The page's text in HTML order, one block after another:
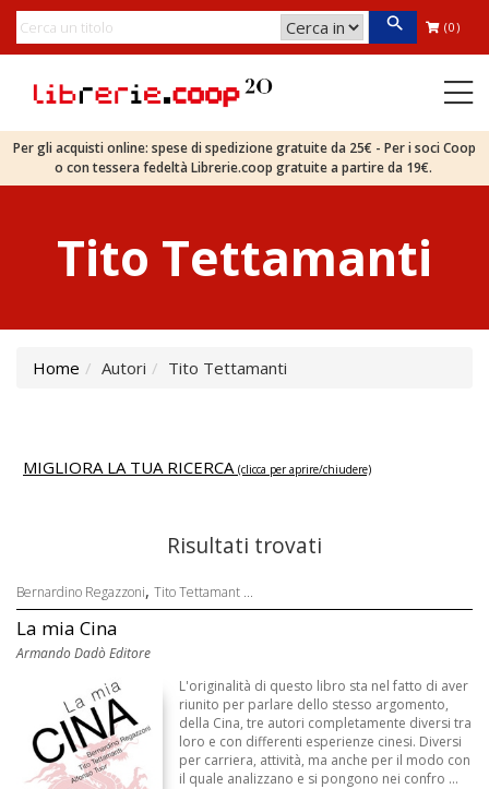
(0)
Per gli acquisti online: spese di spedizione gratuite da 25€ - Per i soci Coop
o con tessera fedeltà Librerie.coop gratuite a partire da 19€.
Tito Tettamanti
Home Autori Tito Tettamanti
MIGLIORA LA TUA RICERCA (clicca per aprire/chiudere)
Risultati trovati
Bernardino Regazzoni, Tito Tettamant ...
La mia Cina
Armando Dadò Editore
L'originalità di questo libro sta nel fatto di aver
riunito per parlare dello stesso argomento,
della Cina, tre autori completamente diversi tra
loro e con differenti esperienze cinesi. Diversi
per carriera, attività, ma anche per il modo con
il quale analizzano e si pongono nei confro ...